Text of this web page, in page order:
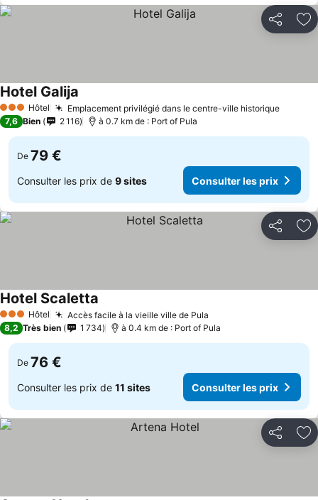
Partager
3 ÉtoilesHôtel Emplacement privilégié dans le centre-ville historique
Hotel Galija
7,6 Bien 2 116 à 0.7 km de : Port of Pula
De 79 €
Consulter les prix de 9 sites Consulter les prix
Partager
3 ÉtoilesHôtel Accès facile à la vieille ville de Pula
Hotel Scaletta
8,2 Très bien 1 734 à 0.4 km de : Port of Pula
De 76 €
Consulter les prix de 11 sites Consulter les prix
Partager